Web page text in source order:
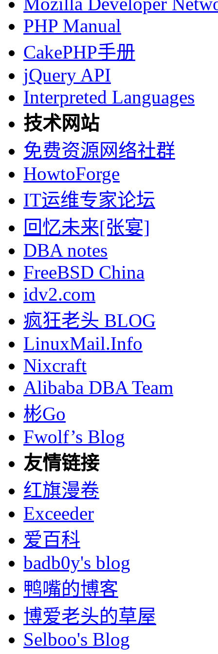
PHP Manual
CakePHP手册
jQuery API
Interpreted Languages
技术网站
免费资源网络社群
HowtoForge
IT运维专家论坛
回忆未来[张宴]
DBA notes
FreeBSD China
idv2.com
疯狂老头 BLOG
LinuxMail.Info
Nixcraft
Alibaba DBA Team
彬Go
Fwolf’s Blog
友情链接
红旗漫卷
Exceeder
爱百科
badb0y's blog
鸭嘴的博客
博爱老头的草屋
Selboo's Blog